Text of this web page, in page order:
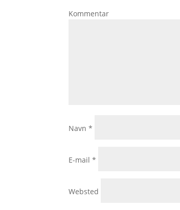
Kommentar
Navn*
E-mail*
Websted